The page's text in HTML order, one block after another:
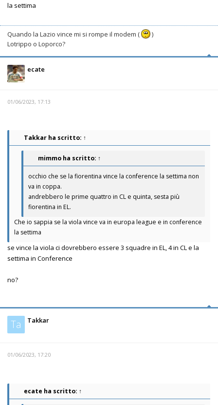
la settima
Quando la Lazio vince mi si rompe il modem (
)
Lotrippo o Loporco?
ecate
01/06/2023, 17:13
Takkar ha scritto: ↑
mimmo ha scritto: ↑
occhio che se la fiorentina vince la conference la settima non
va in coppa.
andrebbero le prime quattro in CL e quinta, sesta più
fiorentina in EL.
Che io sappia se la viola vince va in europa league e in conference
la settima
se vince la viola ci dovrebbero essere 3 squadre in EL, 4 in CL e la
settima in Conference
no?
Ta Takkar
01/06/2023, 17:20
ecate ha scritto: ↑